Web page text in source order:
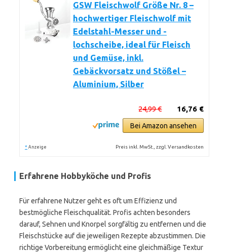
GSW Fleischwolf Größe Nr. 8 –
hochwertiger Fleischwolf mit
Edelstahl-Messer und -
lochscheibe, ideal für Fleisch
und Gemüse, inkl.
Gebäckvorsatz und Stößel –
Aluminium, Silber
16,76 €
24,99 €
Bei Amazon ansehen
* Anzeige Preis inkl. MwSt., zzgl. Versandkosten
Erfahrene Hobbyköche und Profis
Für erfahrene Nutzer geht es oft um Effizienz und
bestmögliche Fleischqualität. Profis achten besonders
darauf, Sehnen und Knorpel sorgfältig zu entfernen und die
Fleischstücke auf die jeweiligen Rezepte abzustimmen. Die
richtige Vorbereitung ermöglicht eine gleichmäßige Textur